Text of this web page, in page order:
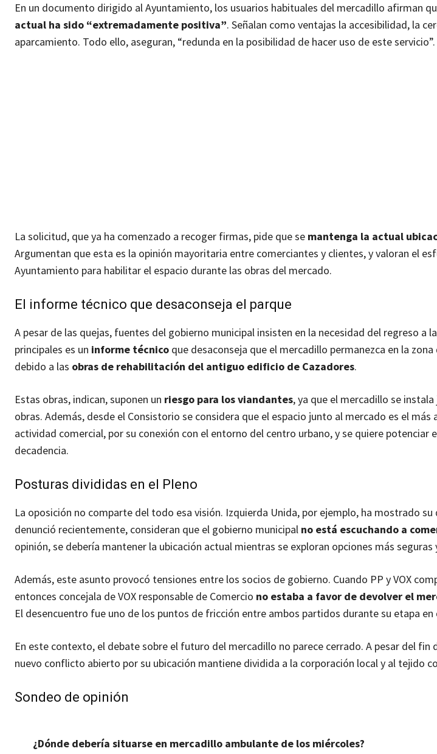
En un documento dirigido al Ayuntamiento, los usuarios habituales del mercadillo afirman
actual ha sido “extremadamente positiva”. Señalan como ventajas la accesibilidad, la
aparcamiento. Todo ello, aseguran, “redunda en la posibilidad de hacer uso de este servicio”.
La solicitud, que ya ha comenzado a recoger firmas, pide que se mantenga la actual
Argumentan que esta es la opinión mayoritaria entre comerciantes y clientes, y valoran el
Ayuntamiento para habilitar el espacio durante las obras del mercado.
El informe técnico que desaconseja el parque
A pesar de las quejas, fuentes del gobierno municipal insisten en la necesidad del regreso a
principales es un informe técnico que desaconseja que el mercadillo permanezca en la
debido a las obras de rehabilitación del antiguo edificio de Cazadores.
Estas obras, indican, suponen un riesgo para los viandantes, ya que el mercadillo se
obras. Además, desde el Consistorio se considera que el espacio junto al mercado es el
actividad comercial, por su conexión con el entorno del centro urbano, y se quiere potenciar
decadencia.
Posturas divididas en el Pleno
La oposición no comparte del todo esa visión. Izquierda Unida, por ejemplo, ha mostrado su
denunció recientemente, consideran que el gobierno municipal no está escuchando a
opinión, se debería mantener la ubicación actual mientras se exploran opciones más seguras
Además, este asunto provocó tensiones entre los socios de gobierno. Cuando PP y VOX
entonces concejala de VOX responsable de Comercio no estaba a favor de devolver el
El desencuentro fue uno de los puntos de fricción entre ambos partidos durante su etapa en
En este contexto, el debate sobre el futuro del mercadillo no parece cerrado. A pesar del fin
nuevo conflicto abierto por su ubicación mantiene dividida a la corporación local y al tejido
Sondeo de opinión
¿Dónde debería situarse en mercadillo ambulante de los miércoles?